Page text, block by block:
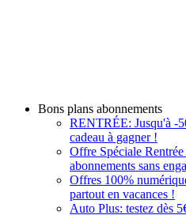
Bons plans abonnements
RENTRÉE: Jusqu'à -
cadeau à gagner !
Offre Spéciale
abonnements sans
Offres 100%
partout en vacances !
Auto Plus: testez dès